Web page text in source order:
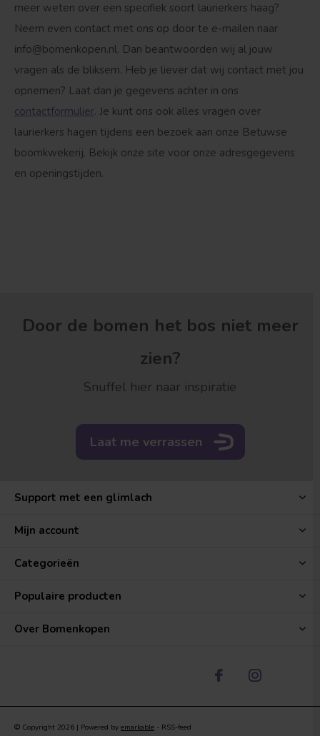
meer weten over een specifiek soort laurierkers haag?
Neem even contact met ons op door te e-mailen naar
info@bomenkopen.nl. Dan beantwoorden wij al jouw
vragen als de bliksem. Heb je liever dat wij contact met jou
opnemen? Laat dan je gegevens achter in ons
contactformulier. Je kunt ons ook alles vragen over
laurierkers hagen tijdens een bezoek aan onze Betuwse
boomkwekerij. Bekijk onze site voor onze adresgegevens
en openingstijden.
Door de bomen het bos niet meer
zien?
Snuffel hier naar inspiratie
Laat me verrassen
Support met een glimlach
Mijn account
Categorieën
Populaire producten
Over Bomenkopen
© Copyright 2026 | Powered by emarkable - RSS-feed